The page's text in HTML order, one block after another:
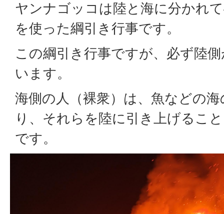
ヤンナゴッコは陸と海に分かれ
を使った綱引き行事です。
この綱引き行事ですが、必ず陸
います。
海側の人（裸衆）は、魚などの
り、それらを陸に引き上げるこ
です。